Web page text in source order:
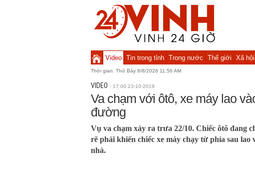
Video Tin trong tỉnh Trong nước Thế giới Xã hội
Thời gian: Thứ Bảy 8/8/2026 11:56 AM
VIDEO 17:00 23-10-2019
Va chạm với ôtô, xe máy lao
đường
Vụ va chạm xảy ra trưa 22/10. Chiếc ôtô đang
rẽ phải khiến chiếc xe máy chạy từ phía sau lao
nhà.